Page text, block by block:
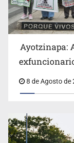
OPS alerta por
México y otros
Ayotzinapa:
8 de Agosto de